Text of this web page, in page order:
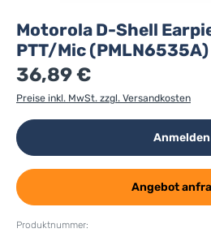
Motorola D-Shell
PTT/Mic (PMLN6535A)
36,89 €
Preise inkl. MwSt. zzgl. Versandkosten
Anmelden
Angebot
Produktnummer: